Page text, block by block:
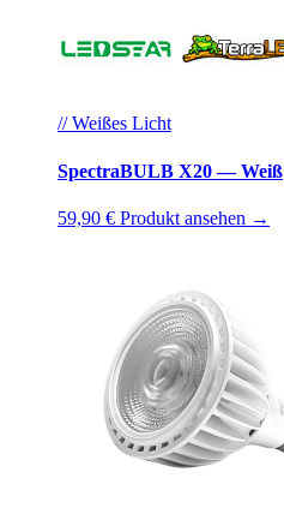
// Weißes Licht
SpectraBULB X20 — Weiß
59,90 € Produkt ansehen →